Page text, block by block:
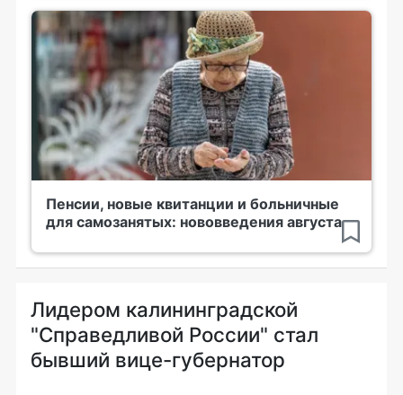
Пенсии, новые квитанции и больничные
для самозанятых: нововведения августа
Лидером калининградской
"Справедливой России" стал
бывший вице-губернатор